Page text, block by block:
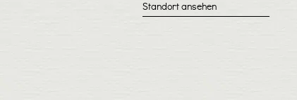
Standort ansehen